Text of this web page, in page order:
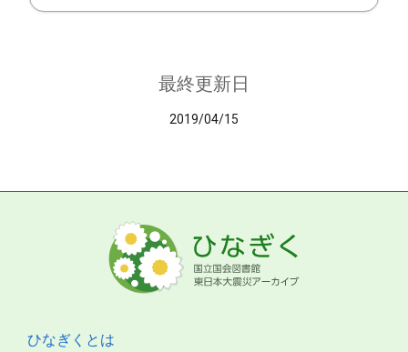
最終更新日
2019/04/15
ひなぎくとは